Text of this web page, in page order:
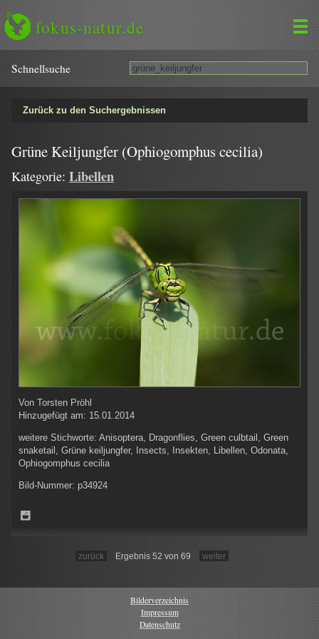
fokus-natur.de
Schnell­suche
Zurück zu den Suchergebnissen
Grüne Keiljungfer (Ophiogomphus cecilia)
Kategorie: Libellen
Von Torsten Pröhl
Hinzugefügt am: 15.01.2014
weitere Stichworte: Anisoptera, Dragonflies, Green culbtail, Green
snaketail, Grüne keiljungfer, Insects, Insekten, Libellen, Odonata,
Ophiogomphus cecilia
Bild-Nummer: p34924
zurück Ergebnis 52 von 69 weiter
Bilderverzeichnis
Impressum
Datenschutz